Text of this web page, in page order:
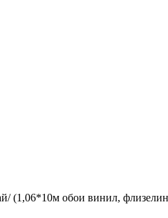
(1,06*10м обои винил,